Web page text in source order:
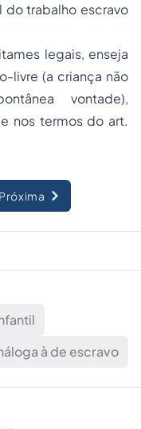
do trabalho escravo
legais, enseja
livre (a criança não
vontade),
nos termos do art.
Próxima
à de escravo